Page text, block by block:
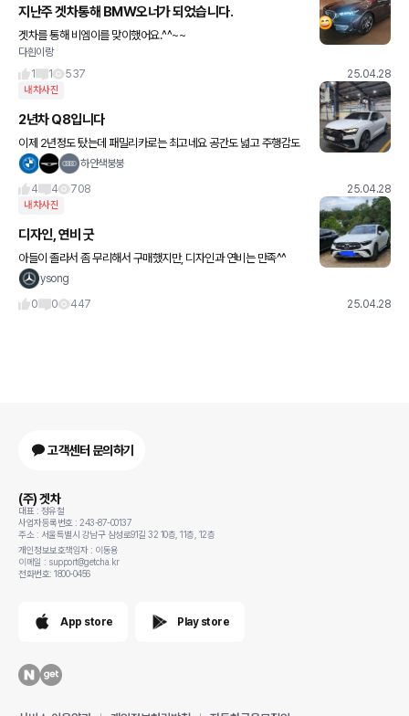
지난주 겟차통해 BMW오너가 되었습니다.
겟차를 통해 비엠이를 맞이했어요.^^~~
다흰이랑
1
1 537 25.04.28
내차사진
2년차 Q8입니다
이제 2년정도 탔는데 패밀리카로는 최고네요 공간도 넓고 주행감도
좋습니다.
하얀색붕붕
4
4 708 25.04.28
내차사진
디자인, 연비 굿
아들이 졸라서 좀 무리해서 구매했지만, 디자인과 연비는 만족^^
ysong
0
0 447 25.04.28
고객센터 문의하기
(주) 겟차
대표 : 정유철
사업자등록번호 : 243-87-00137
주소 : 서울특별시 강남구 삼성로91길 32 10층, 11층, 12층
개인정보보호책임자 : 이동용
이메일 : support@getcha.kr
전화번호: 1800-0456
App store Play store